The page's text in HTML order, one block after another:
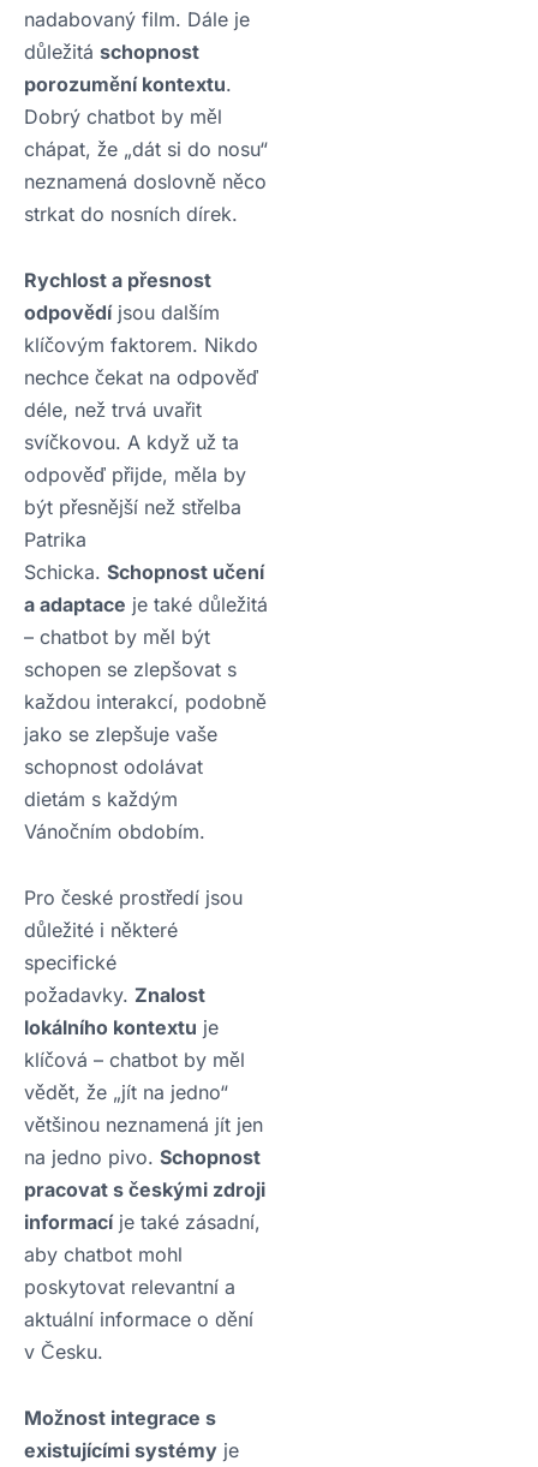
nadabovaný film. Dále je
důležitá schopnost
porozumění kontextu.
Dobrý chatbot by měl
chápat, že „dát si do nosu“
neznamená doslovně něco
strkat do nosních dírek.
Rychlost a přesnost
odpovědíjsou dalším
klíčovým faktorem. Nikdo
nechce čekat na odpověď
déle, než trvá uvařit
svíčkovou. A když už ta
odpověď přijde, měla by
být přesnější než střelba
Patrika
Schicka. Schopnost učení
a adaptace je také důležitá
– chatbot by měl být
schopen se zlepšovat s
každou interakcí, podobně
jako se zlepšuje vaše
schopnost odolávat
dietám s každým
Vánočním obdobím.
Pro české prostředí jsou
důležité i některé
specifické
požadavky. Znalost
lokálního kontextu je
klíčová – chatbot by měl
vědět, že „jít na jedno“
většinou neznamená jít jen
na jedno pivo. Schopnost
pracovat s českými zdroji
informacíje také zásadní,
aby chatbot mohl
poskytovat relevantní a
aktuální informace o dění
v Česku.
Možnost integrace s
existujícími systémy je